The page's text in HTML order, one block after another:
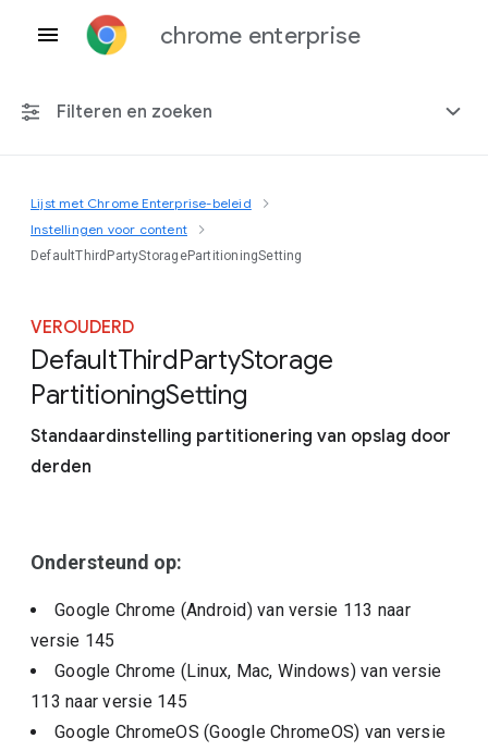
chrome enterprise
Filteren en zoeken
Elk platform
Chrome 151
Inclusief beëindigd beleid
Lijst met Chrome Enterprise-beleid
Instellingen voor content
DefaultThirdPartyStoragePartitioningSetting
VEROUDERD
DefaultThirdPartyStorage
PartitioningSetting
Standaardinstelling partitionering van opslag door
derden
Ondersteund op:
Google Chrome (Android)van versie 113 naar
versie 145
Google Chrome (Linux, Mac, Windows)van versie
113naar versie 145
Google ChromeOS (Google ChromeOS) van versie